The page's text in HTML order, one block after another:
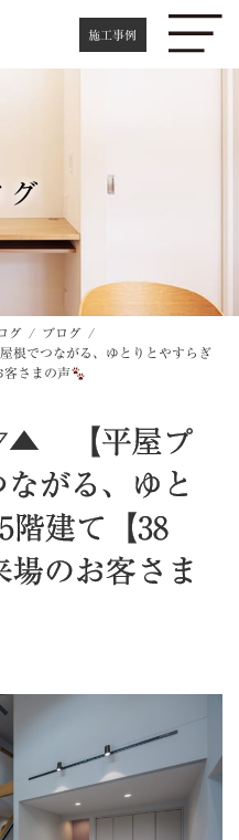
施工事例
グ
グ
ブログ
でつながる、ゆとりとやすらぎ
さまの声
【平屋プ
がる、ゆと
階建て【38
のお客さま